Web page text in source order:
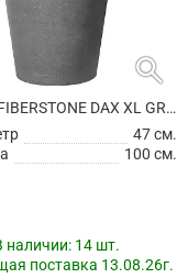
search
КАШПО FIBERSTONE DAX XL GREY
47 см.
100 см.
наличии: 14 шт.
поставка 13.08.26г.